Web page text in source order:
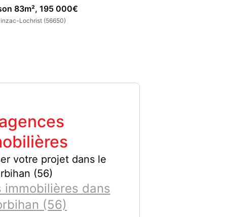
83m², 195 000€
Lochrist (56650)
votre projet dans le
(56)
immobilières dans
(56)